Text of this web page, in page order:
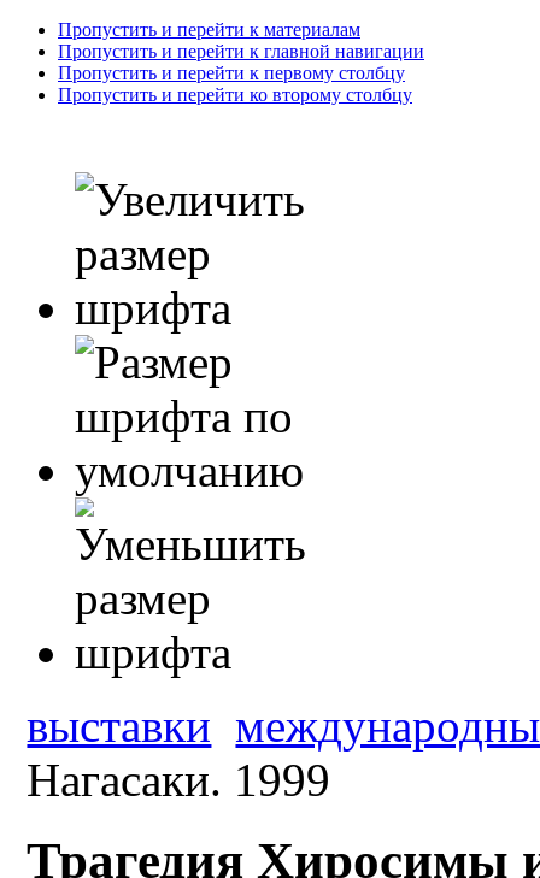
Пропустить и перейти к материалам
Пропустить и перейти к главной навигации
Пропустить и перейти к первому столбцу
Пропустить и перейти ко второму столбцу
выставки
Нагасаки. 1999
Трагедия Хиросимы